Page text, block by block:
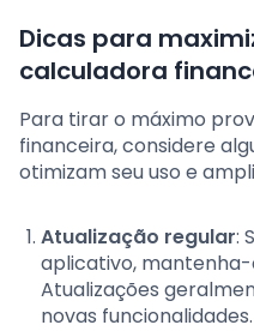
Dicas para
calculadora
Para tirar o máximo
financeira, considere
otimizam seu uso e
Atualização regular:
aplicativo,
Atualizações
novas funcionalidades.